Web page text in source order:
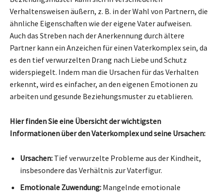
Verhaltensweisen äußern, z. B. in der Wahl von Partnern, die
ähnliche Eigenschaften wie der eigene Vater aufweisen.
Auch das Streben nach der Anerkennung durch ältere
Partner kann ein Anzeichen für einen Vaterkomplex sein, da
es den tief verwurzelten Drang nach Liebe und Schutz
widerspiegelt. Indem man die Ursachen für das Verhalten
erkennt, wird es einfacher, an den eigenen Emotionen zu
arbeiten und gesunde Beziehungsmuster zu etablieren.
Hier finden Sie eine Übersicht der wichtigsten
Informationen über den Vaterkomplex und seine Ursachen:
Ursachen: Tief verwurzelte Probleme aus der Kindheit,
insbesondere das Verhältnis zur Vaterfigur.
Emotionale Zuwendung: Mangelnde emotionale